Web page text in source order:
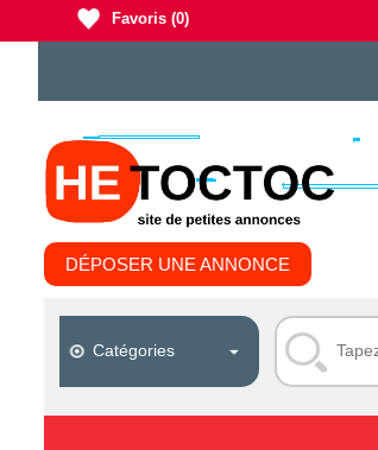
Favoris (0)
DÉPOSER UNE ANNONCE